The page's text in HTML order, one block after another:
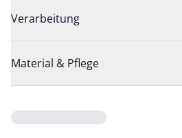
Verarbeitung
Material & Pflege